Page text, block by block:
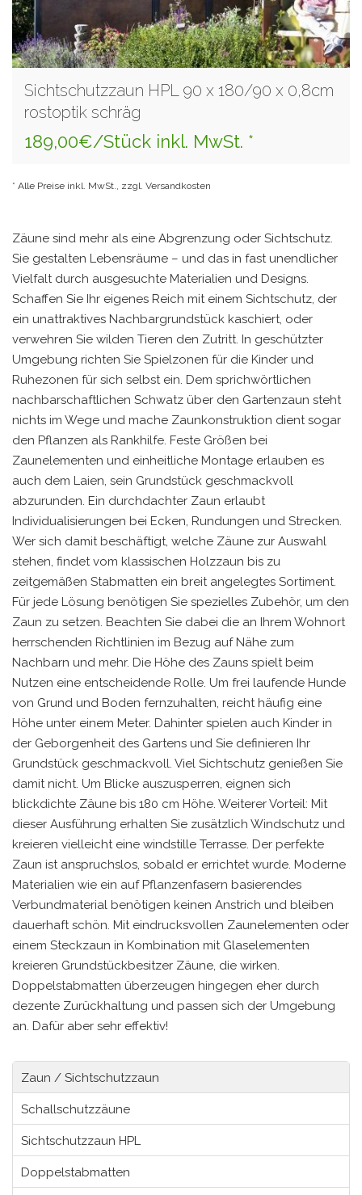
Sichtschutzzaun HPL 90 x 180/90 x 0,8cm
rostoptik schräg
189,00€/Stück inkl. MwSt. *
* Alle Preise inkl. MwSt., zzgl. Versandkosten
Zäune sind mehr als eine Abgrenzung oder Sichtschutz.
Sie gestalten Lebensräume – und das in fast unendlicher
Vielfalt durch ausgesuchte Materialien und Designs.
Schaffen Sie Ihr eigenes Reich mit einem Sichtschutz, der
ein unattraktives Nachbargrundstück kaschiert, oder
verwehren Sie wilden Tieren den Zutritt. In geschützter
Umgebung richten Sie Spielzonen für die Kinder und
Ruhezonen für sich selbst ein. Dem sprichwörtlichen
nachbarschaftlichen Schwatz über den Gartenzaun steht
nichts im Wege und mache Zaunkonstruktion dient sogar
den Pflanzen als Rankhilfe. Feste Größen bei
Zaunelementen und einheitliche Montage erlauben es
auch dem Laien, sein Grundstück geschmackvoll
abzurunden. Ein durchdachter Zaun erlaubt
Individualisierungen bei Ecken, Rundungen und Strecken.
Wer sich damit beschäftigt, welche Zäune zur Auswahl
stehen, findet vom klassischen Holzzaun bis zu
zeitgemäßen Stabmatten ein breit angelegtes Sortiment.
Für jede Lösung benötigen Sie spezielles Zubehör, um den
Zaun zu setzen. Beachten Sie dabei die an Ihrem Wohnort
herrschenden Richtlinien im Bezug auf Nähe zum
Nachbarn und mehr. Die Höhe des Zauns spielt beim
Nutzen eine entscheidende Rolle. Um frei laufende Hunde
von Grund und Boden fernzuhalten, reicht häufig eine
Höhe unter einem Meter. Dahinter spielen auch Kinder in
der Geborgenheit des Gartens und Sie definieren Ihr
Grundstück geschmackvoll. Viel Sichtschutz genießen Sie
damit nicht. Um Blicke auszusperren, eignen sich
blickdichte Zäune bis 180 cm Höhe. Weiterer Vorteil: Mit
dieser Ausführung erhalten Sie zusätzlich Windschutz und
kreieren vielleicht eine windstille Terrasse. Der perfekte
Zaun ist anspruchslos, sobald er errichtet wurde. Moderne
Materialien wie ein auf Pflanzenfasern basierendes
Verbundmaterial benötigen keinen Anstrich und bleiben
dauerhaft schön. Mit eindrucksvollen Zaunelementen oder
einem Steckzaun in Kombination mit Glaselementen
kreieren Grundstückbesitzer Zäune, die wirken.
Doppelstabmatten überzeugen hingegen eher durch
dezente Zurückhaltung und passen sich der Umgebung
an. Dafür aber sehr effektiv!
Zaun / Sichtschutzzaun
Schallschutzzäune
Sichtschutzzaun HPL
Doppelstabmatten